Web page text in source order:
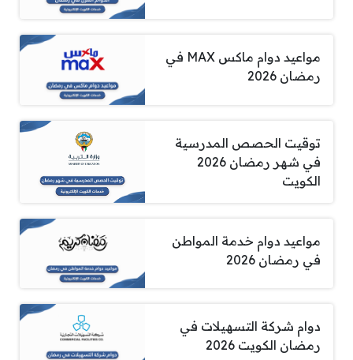
مواعيد دوام ماكس MAX في
رمضان 2026
توقيت الحصص المدرسية
في شهر رمضان 2026
الكويت
مواعيد دوام خدمة المواطن
في رمضان 2026
دوام شركة التسهيلات في
رمضان الكويت 2026